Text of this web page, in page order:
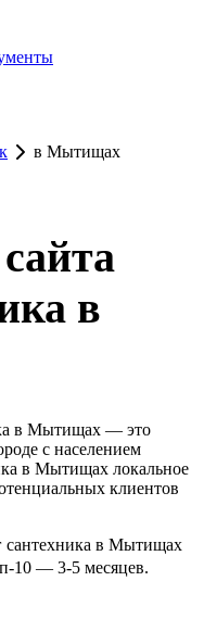
в Мытищах
в
в Мытищах — это
с населением
в Мытищах локальное
клиентов
сантехника в Мытищах
10 — 3-5 месяцев.